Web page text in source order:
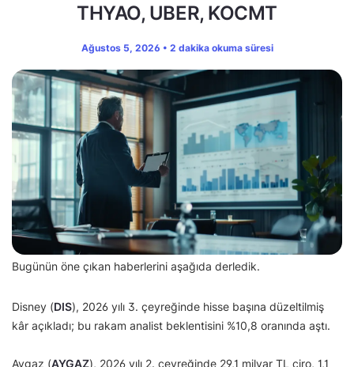
THYAO, UBER, KOCMT
Ağustos 5, 2026 • 2 dakika okuma süresi
Bugünün öne çıkan haberlerini aşağıda derledik.
Disney (DIS), 2026 yılı 3. çeyreğinde hisse başına düzeltilmiş
kâr açıkladı; bu rakam analist beklentisini %10,8 oranında aştı.
Aygaz (AYGAZ), 2026 yılı 2. çeyreğinde 29,1 milyar TL ciro, 1,1